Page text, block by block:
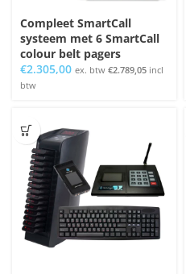
Compleet SmartCall
systeem met 6 SmartCall
colour belt pagers
€2.305,00 ex. btw €2.789,05 incl
btw